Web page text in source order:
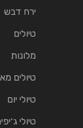
ירח דבש
טיולים
מלונות
טיולים
טיולי יום
טיולי